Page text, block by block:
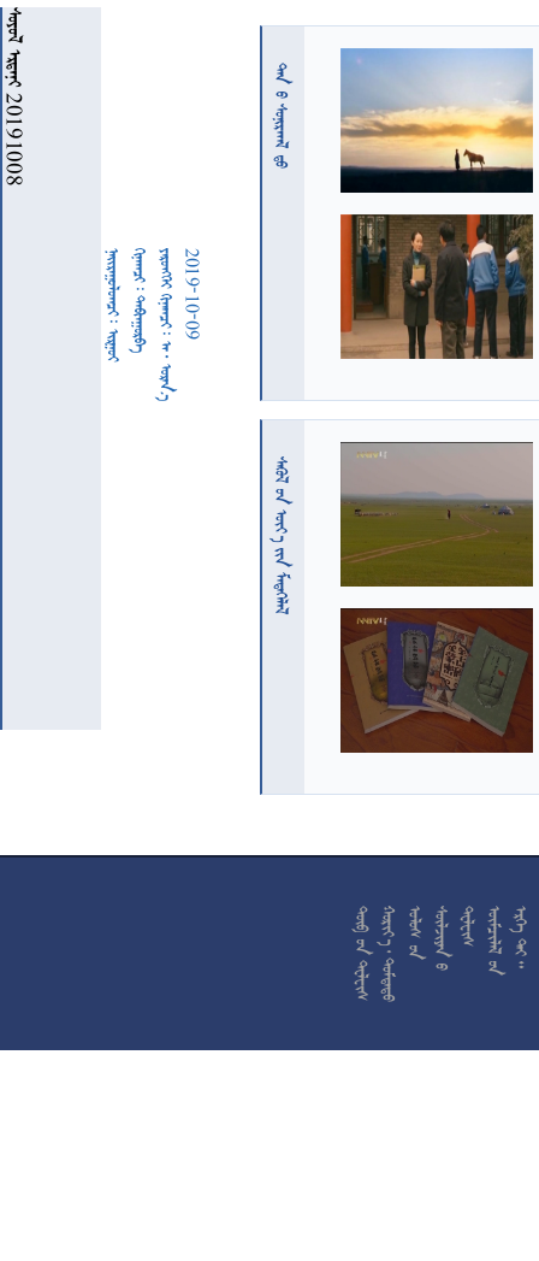
  20191008
         2019-10-09
 
  










































































































